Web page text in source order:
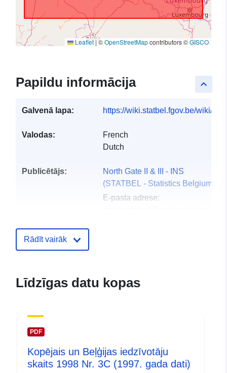
Leaflet|©OpenStreetMapcontributors ©GISCO
keyboard_arrow_up
Papildu informācija
Galvenā lapa: https://wiki.statbel.fgov.be/wiki/
Valodas:
French
Dutch
Publicētājs:
North Gate II & III - INS
(STATBEL - Statistics Belgium)
E-pasta adrese:
E-pasta adrese:
https://statbel.fgov.be/de
Rādīt vairāk
Līdzīgas datu kopas
PDF
Kopējais un Beļģijas iedzīvotāju
skaits 1998 Nr. 3C (1997. gada dati)